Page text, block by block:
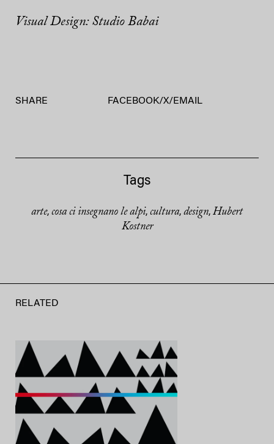
Visual Design: Studio Babai
SHARE FACEBOOK/X/ EMAIL
Tags
arte, cosa ci insegnano le alpi, cultura, design, Hubert
Kostner
RELATED